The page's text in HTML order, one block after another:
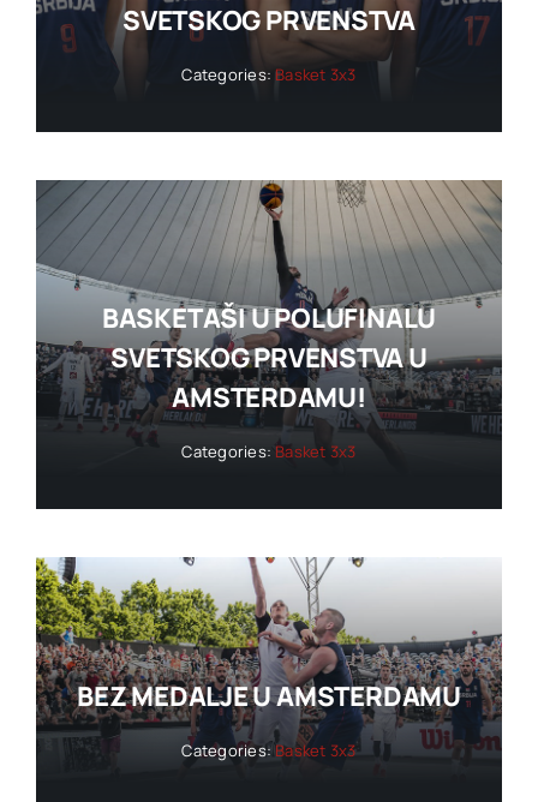
SVETSKOG PRVENSTVA
Categories:Basket 3x3
BASKETAŠI U POLUFINALU
SVETSKOG PRVENSTVA U
AMSTERDAMU!
Categories: Basket 3x3
BEZ MEDALJE U AMSTERDAMU
Categories:Basket 3x3